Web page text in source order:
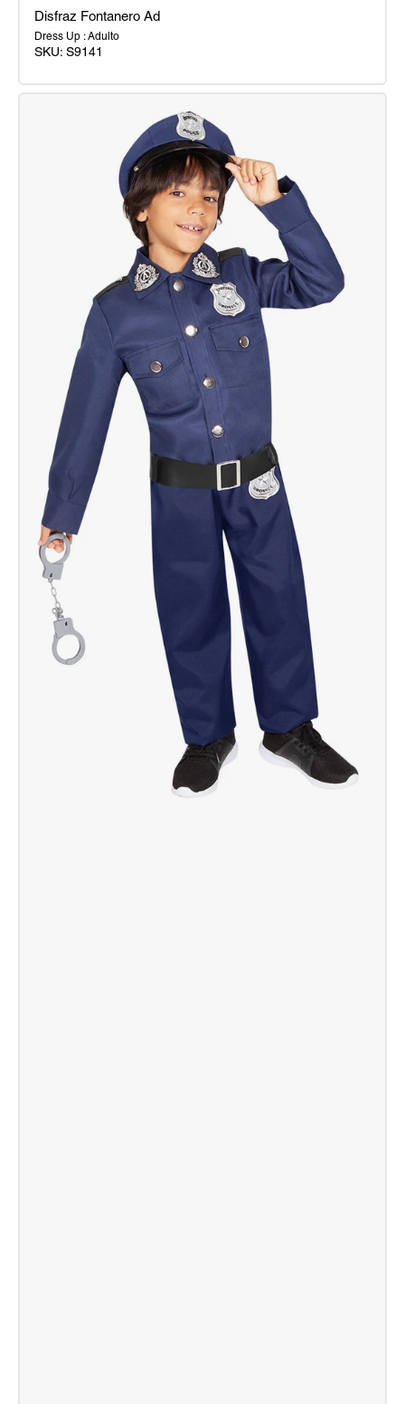
Disfraz
Disfraz Fontanero Ad
Dress Up : Adulto
SKU: S9141